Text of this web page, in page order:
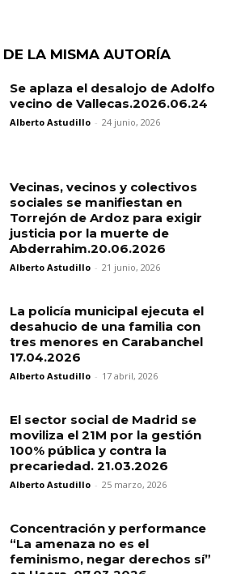
DE LA MISMA AUTORÍA
Se aplaza el desalojo de Adolfo
vecino de Vallecas.2026.06.24
Alberto Astudillo - 24 junio, 2026
Vecinas, vecinos y colectivos
sociales se manifiestan en
Torrejón de Ardoz para exigir
justicia por la muerte de
Abderrahim.20.06.2026
Alberto Astudillo - 21 junio, 2026
La policía municipal ejecuta el
desahucio de una familia con
tres menores en Carabanchel
17.04.2026
Alberto Astudillo - 17 abril, 2026
El sector social de Madrid se
moviliza el 21M por la gestión
100% pública y contra la
precariedad. 21.03.2026
Alberto Astudillo - 25 marzo, 2026
Concentración y performance
“La amenaza no es el
feminismo, negar derechos sí”